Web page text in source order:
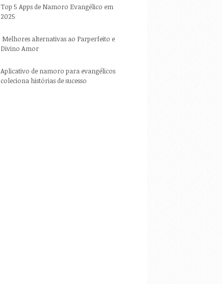
Top 5 Apps de Namoro Evangélico em
2025
Melhores alternativas ao Parperfeito e
Divino Amor
Aplicativo de namoro para evangélicos
coleciona histórias de sucesso